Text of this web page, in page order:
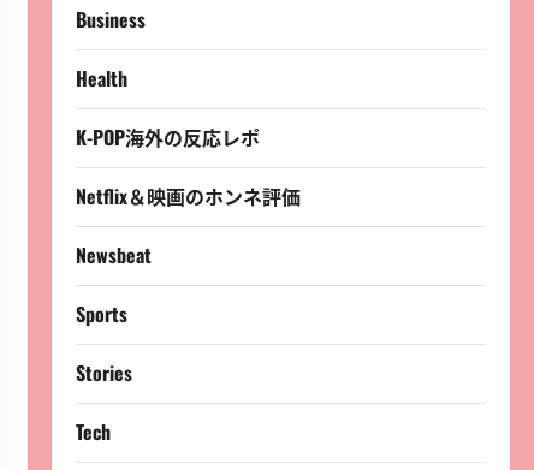
Business
Health
K-POP海外の反応レポ
Netflix＆映画のホンネ評価
Newsbeat
Sports
Stories
Tech